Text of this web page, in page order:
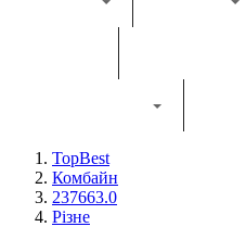
TopBest
Комбайн
237663.0
Різне